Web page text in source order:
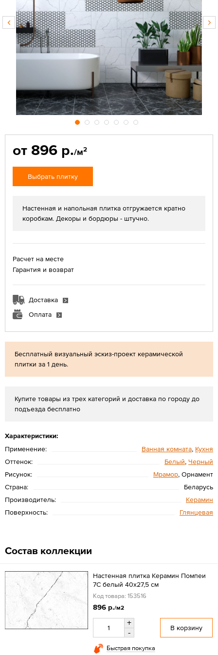
Бесплатный визуальный эскиз-проект керамической
плитки за 1 день.
Купите товары из трех категорий и доставка по городу до
подъезда бесплатно
Характеристики:
Применение:
Ванная комната, Кухня
Оттенок:
Белый, Черный
Рисунок:
Мрамор, Орнамент
Страна:
Беларусь
Производитель:
Керамин
Поверхность:
Глянцевая
от 896 р./м2
Выбрать плитку
Настенная и напольная плитка отгружается кратно
коробкам. Декоры и бордюры - штучно.
Расчет на месте
Гарантия и возврат
Доставка
Оплата
Состав коллекции
Настенная плитка Керамин Помпеи
7C белый 40х27,5 см
Код товара: 153516
896 р./м2
+
-
В корзину
Быстрая покупка